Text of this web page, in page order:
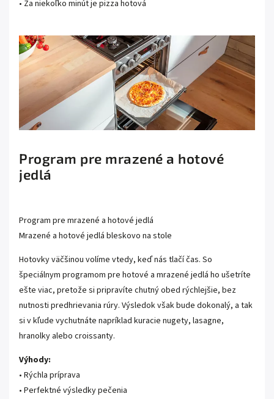
• Za niekoľko minút je pizza hotová
Program pre mrazené a hotové
jedlá
Program pre mrazené a hotové jedlá
Mrazené a hotové jedlá bleskovo na stole
Hotovky väčšinou volíme vtedy, keď nás tlačí čas. So
špeciálnym programom pre hotové a mrazené jedlá ho ušetríte
ešte viac, pretože si pripravíte chutný obed rýchlejšie, bez
nutnosti predhrievania rúry. Výsledok však bude dokonalý, a tak
si v kľude vychutnáte napríklad kuracie nugety, lasagne,
hranolky alebo croissanty.
Výhody:
• Rýchla príprava
• Perfektné výsledky pečenia